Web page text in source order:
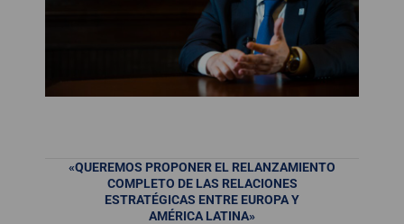
«QUEREMOS PROPONER EL RELANZAMIENTO
COMPLETO DE LAS RELACIONES
ESTRATÉGICAS ENTRE EUROPA Y
AMÉRICA LATINA»